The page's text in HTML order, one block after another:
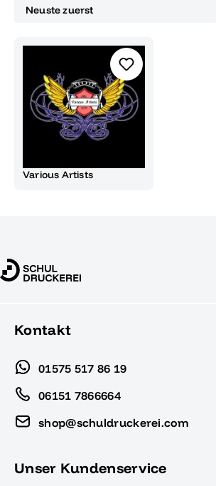
Various Artists
Kontakt
01575 517 86 19
06151 7866664
shop@schuldruckerei.com
Unser Kundenservice